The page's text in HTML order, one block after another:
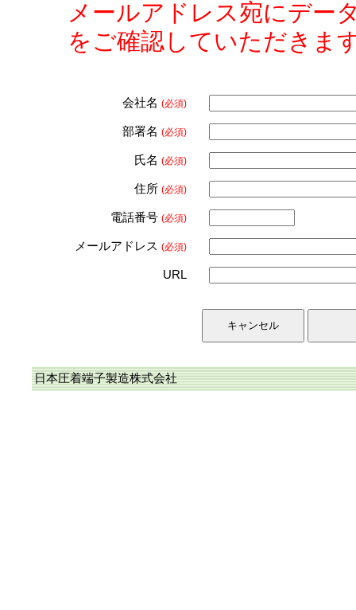
メールアドレス宛にデー
をご確認していただきま
会社名 (必須)
部署名 (必須)
氏名 (必須)
住所 (必須)
電話番号 (必須)
メールアドレス (必須)
URL
日本圧着端子製造株式会社